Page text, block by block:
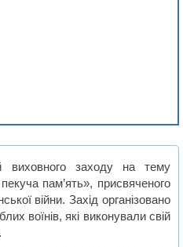
виховного заходу на тему
пам’ять», присвяченого
війни. Захід організовано
воїнів, які виконували свій